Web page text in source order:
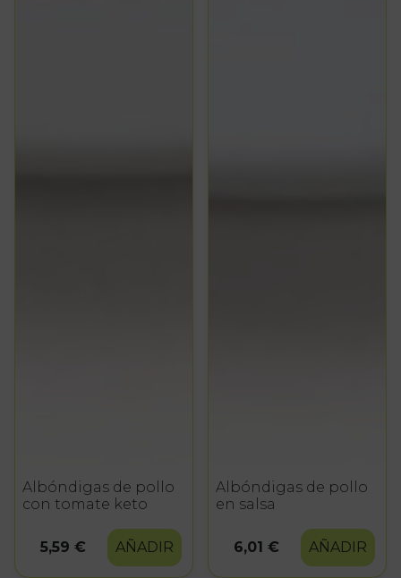
Albóndigas de pollo
con tomate keto
5,59 € AÑADIR
Albóndigas de pollo
en salsa
6,01 € AÑADIR